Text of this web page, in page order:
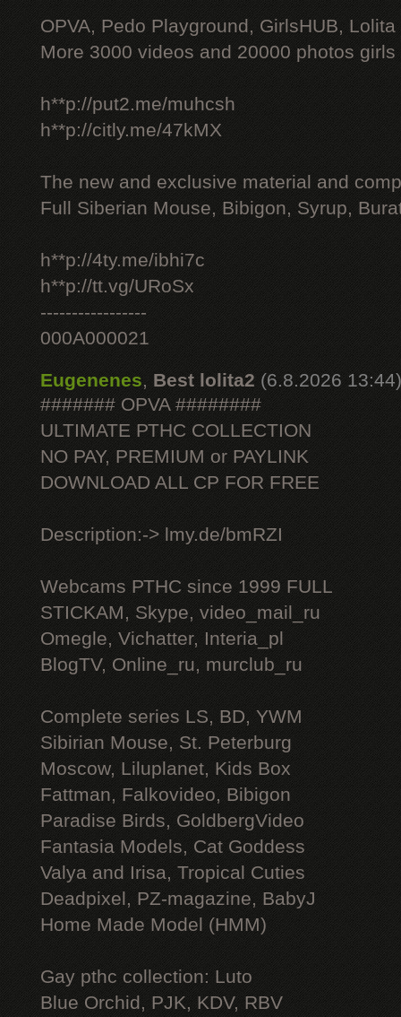
OPVA, Pedo Playground, GirlsHUB, Lolita
More 3000 videos and 20000 photos
h**p://put2.me/muhcsh
h**p://citly.me/47kMX
The new and exclusive material and
Full Siberian Mouse, Bibigon, Syrup,
h**p://4ty.me/ibhi7c
h**p://tt.vg/URoSx
-----------------
000A000021
Eugenenes, Best lolita2 (6.8.2026 13:44)
####### OPVA ########
ULTIMATE РТНС COLLECTION
NO PAY, PREMIUM or PAYLINK
DOWNLOAD ALL СР FOR FREE
Description:-> lmy.de/bmRZI
Webcams РТНС since 1999 FULL
STICKAM, Skype, video_mail_ru
Omegle, Vichatter, Interia_pl
BlogTV, Online_ru, murclub_ru
Complete series LS, BD, YWM
Sibirian Mouse, St. Peterburg
Moscow, Liluplanet, Kids Box
Fattman, Falkovideo, Bibigon
Paradise Birds, GoldbergVideo
Fantasia Models, Cat Goddess
Valya and Irisa, Tropical Cuties
Deadpixel, PZ-magazine, BabyJ
Home Made Model (HMM)
Gay рthс collection: Luto
Blue Orchid, PJK, KDV, RBV